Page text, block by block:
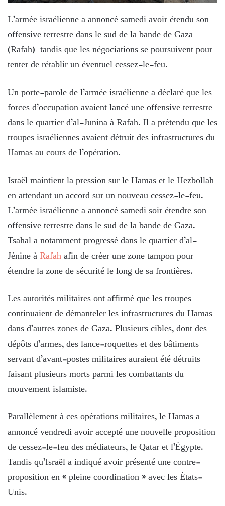
L’armée israélienne a annoncé samedi avoir étendu son
offensive terrestre dans le sud de la bande de Gaza
(Rafah) tandis que les négociations se poursuivent pour
tenter de rétablir un éventuel cessez-le-feu.
Un porte-parole de l’armée israélienne a déclaré que les
forces d’occupation avaient lancé une offensive terrestre
dans le quartier d’al-Junina à Rafah. Il a prétendu que les
troupes israéliennes avaient détruit des infrastructures du
Hamas au cours de l’opération.
Israël maintient la pression sur le Hamas et le Hezbollah
en attendant un accord sur un nouveau cessez-le-feu.
L’armée israélienne a annoncé samedi soir étendre son
offensive terrestre dans le sud de la bande de Gaza.
Tsahal a notamment progressé dans le quartier d’al-
Jénine àRafahafin de créer une zone tampon pour
étendre la zone de sécurité le long de sa frontières.
Les autorités militaires ont affirmé que les troupes
continuaient de démanteler les infrastructures du Hamas
dans d’autres zones de Gaza. Plusieurs cibles, dont des
dépôts d’armes, des lance-roquettes et des bâtiments
servant d’avant-postes militaires auraient été détruits
faisant plusieurs morts parmi les combattants du
mouvement islamiste.
Parallèlement à ces opérations militaires, le Hamas a
annoncé vendredi avoir accepté une nouvelle proposition
de cessez-le-feu des médiateurs, le Qatar et l’Égypte.
Tandis qu’Israël a indiqué avoir présenté une contre-
proposition en « pleine coordination » avec les États-
Unis.